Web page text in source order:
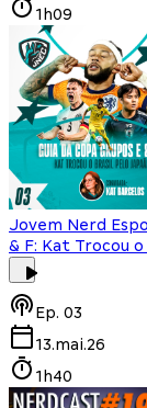
1h09
Jovem Nerd
& F: Kat Trocou
Ep. 03
13.mai.26
1h40